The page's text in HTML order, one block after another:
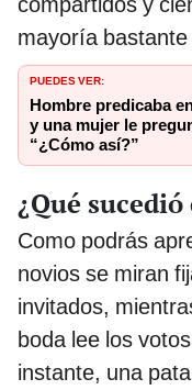
mayoría
PUEDES VER:
Hombre predicaba
y una mujer le
“¿Cómo así?”
¿Qué
Como podrás
novios se miran
invitados,
boda lee los
instante, una